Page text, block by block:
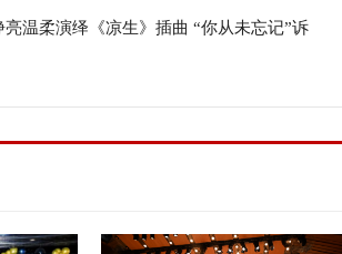
忆
亮温柔演绎《凉生》插曲 “你从未忘记”诉